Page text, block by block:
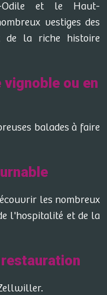
Odile et le Haut-
vestiges des
de la riche histoire
ou en
balades à faire
les nombreux
l'hospitalité et de la